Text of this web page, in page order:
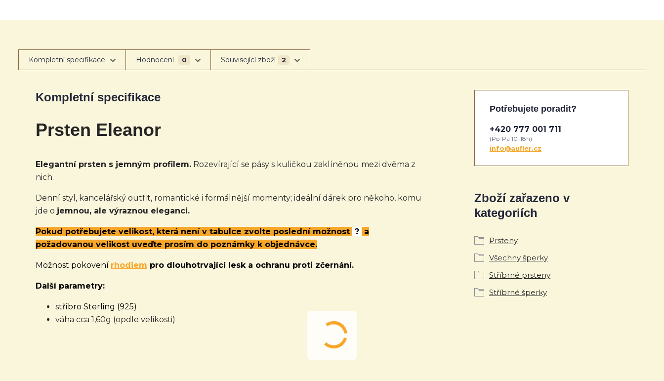
Kompletní specifikace Hodnocení 0 Související zboží 2
Kompletní specifikace
Prsten Eleanor
Elegantní prsten s jemným profilem. Rozevírající se pásy s kuličkou zaklíněnou mezi dvěma z
nich.
Denní styl, kancelářský outfit, romantické i formálnější momenty; ideální dárek pro někoho, komu
jde o jemnou, ale výraznou eleganci.
Pokud potřebujete velikost, která není v tabulce zvolte poslední možnost ? a
požadovanou velikost uveďte prosím do poznámky k objednávce.
Možnost pokovení rhodiem pro dlouhotrvající lesk a ochranu proti zčernání.
Další parametry:
stříbro Sterling (925)
váha cca 1,60g (opdle velikosti)
Zboží zařazeno v
kategoriích
Prsteny
Všechny šperky
Stříbrné prsteny
Stříbrné šperky
Potřebujete poradit?
+420 777 001 711
(Po-Pá 10-18h)
info@aufler.cz